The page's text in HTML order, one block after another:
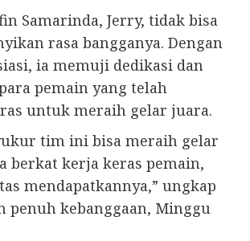
Samarinda, Jerry, tidak bisa
rasa bangganya. Dengan
ia memuji dedikasi dan
pemain yang telah
untuk meraih gelar juara.
tim ini bisa meraih gelar
berkat kerja keras pemain,
mendapatkannya,” ungkap
penuh kebanggaan, Minggu